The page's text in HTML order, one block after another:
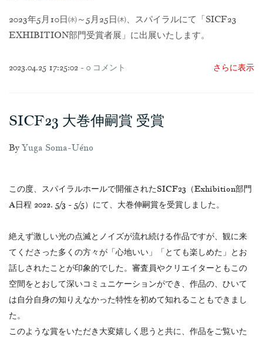
2023年5月10日㈬～5月25日㈭、スパイラルにて「SICF23
EXHIBITION部門受賞者展」に出展いたします。
2023.04.25 17:25:02 - 0 コメント さらに表示
SICF23 大巻伸嗣賞 受賞
By Yuga Soma-Uéno
この度、スパイラルホールで開催されたSICF23（Exhibition部門
A日程 2022. 5/3 - 5/5）にて、大巻伸嗣賞を受賞しました。
絶えず激しい光の点滅とノイズが流れ続ける作品ですが、観に来
てくださった多くの方々が「心地いい」「とても楽しめた」とお
話しされたことが印象的でした。審査員やクリエイターともこの
空間をとおして深いコミュニケーションができ、作品の、ひいて
は自分自身の知りえなかった特性を初めて知れることもできまし
た。
このような賞をいただき大変嬉しく思うと共に、作品をご覧いた